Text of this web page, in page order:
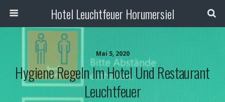
Hotel Leuchtfeuer Horumersiel
Mai 5, 2020
Hygiene Regeln Im Hotel Und Restaurant
Leuchtfeuer